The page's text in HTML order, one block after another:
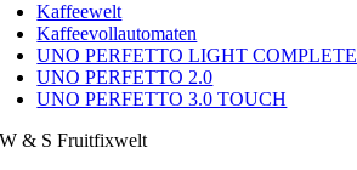
Kaffeewelt
Kaffeevollautomaten
UNO PERFETTO LIGHT COMPLETE
UNO PERFETTO 2.0
UNO PERFETTO 3.0 TOUCH
W & S Fruitfixwelt